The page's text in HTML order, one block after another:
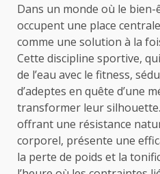
Dans un monde où le
occupent une place
comme une solution à la
Cette discipline sportive,
de l’eau avec le fitness,
d’adeptes en quête d’une
transformer leur silhouette.
offrant une résistance
corporel, présente une
la perte de poids et la